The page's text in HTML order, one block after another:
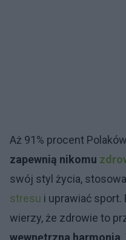
Aż 91% procent
zapewnią nikomu
swój styl życia,
stresu i uprawiać sport.
wierzy, że zdrowie to
wewnętrzna harmonia